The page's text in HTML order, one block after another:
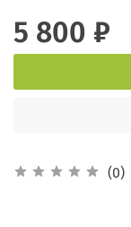
(0)
5 800 ₽